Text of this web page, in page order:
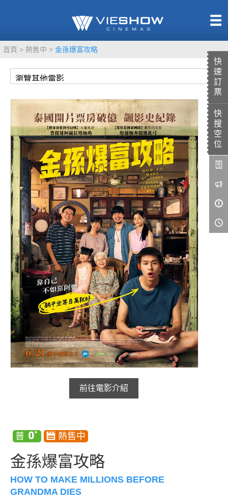
快
速
訂
票
快
搜
空
位
首頁 熱售中 金孫爆富攻略
前往電影介紹
金孫爆富攻略
HOW TO MAKE MILLIONS BEFORE
GRANDMA DIES
TITAN SCREEN
MUCROWN
IMAX
4DX
VR 演唱會
GOLD CLASS
AD口述影像
LIVE演唱會
影城餐飲
UNICORN
影城公告
影城活動
中獎名單
合作夥伴
商家介紹
加入iShow
會員Q&A